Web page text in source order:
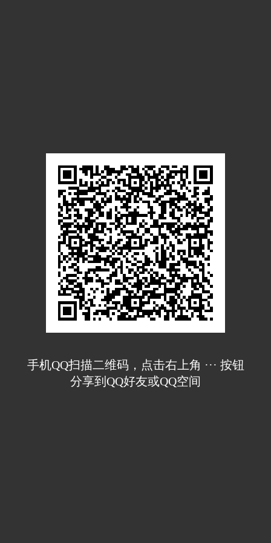
手机QQ扫描二维码，点击右上角 ··· 按钮
分享到QQ好友或QQ空间